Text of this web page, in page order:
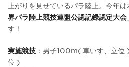
上がりを見せているパラ陸上。今年
界パラ陸上競技連盟公認記録認定大会
す！
実施競技 ：男子100m( 車いす、立
位 )